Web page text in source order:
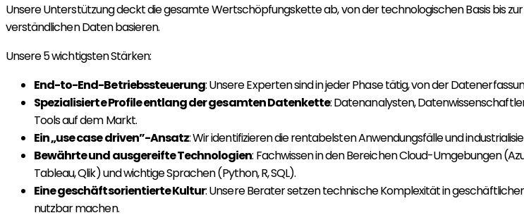
Unsere Unterstützung deckt die gesamte Wertschöpfungskette ab, von der technologischen Basis bis
verständlichen Daten basieren.
Unsere 5 wichtigsten Stärken:
End-to-End-Betriebssteuerung: Unsere Experten sind in jeder Phase tätig, von der
Spezialisierte Profile entlang der gesamten Datenkette: Datenanalysten,
Tools auf dem Markt.
Ein „use case driven”-Ansatz: Wir identifizieren die rentabelsten Anwendungsfälle und
Bewährte und ausgereifte Technologien: Fachwissen in den Bereichen Cloud-Umgebungen
Tableau, Qlik) und wichtige Sprachen (Python, R, SQL).
Eine geschäftsorientierte Kultur: Unsere Berater setzen technische Komplexität in
nutzbar machen.